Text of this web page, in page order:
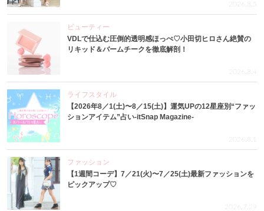
2026.8.5
ビューティー
VDLで仕込む圧倒的透明感ほっぺ♡小田切ヒロさん絶賛の
リキッド＆バームチークを徹底解剖！
2026.8.4
ライフスタイル
【2026年8／1(土)〜8／15(土)】運気UPの12星座別“ファッ
ションアイテム”占い-itSnap Magazine-
2026.8.1
ファッション
【1週間コーデ】7／21(火)〜7／25(土)最新ファッションを
ピックアップ♡
2026.7.29